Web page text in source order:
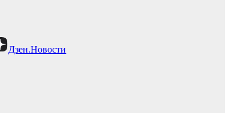
Дзен.Новости